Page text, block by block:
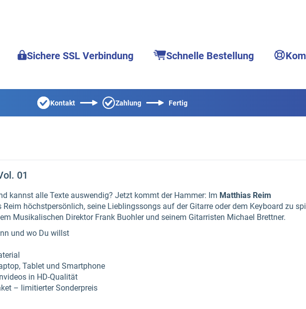
Sichere SSL Verbindung Schnelle Bestellung
Kontakt Zahlung Fertig
01
kannst alle Texte auswendig? Jetzt kommt der Hammer: Im Matthias Reim
höchstpersönlich, seine Lieblingssongs auf der Gitarre oder dem Keyboard zu
Musikalischen Direktor Frank Buohler und seinem Gitarristen Michael Brettner.
und wo Du willst
Tablet und Smartphone
in HD-Qualität
– limitierter Sonderpreis